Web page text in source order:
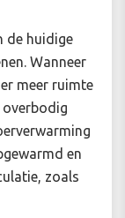
de huidige
Wanneer
meer ruimte
en
zoals